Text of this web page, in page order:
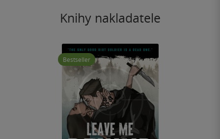
Knihy nakladatele
Bestseller